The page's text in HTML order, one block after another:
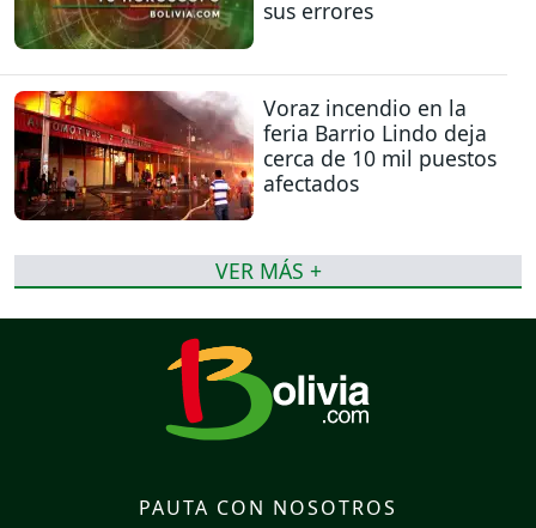
sus errores
Voraz incendio en la
feria Barrio Lindo deja
cerca de 10 mil puestos
afectados
VER MÁS +
PAUTA CON NOSOTROS